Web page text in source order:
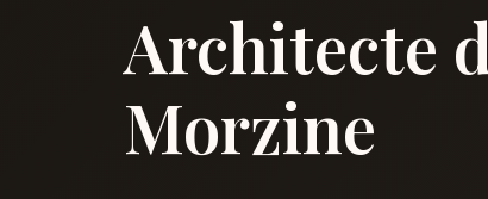
Architecte
Morzine